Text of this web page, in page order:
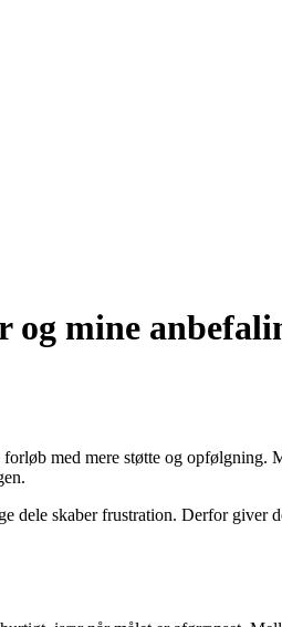
mine
med mere støtte og opfølgning.
dele skaber frustration. Derfor giver